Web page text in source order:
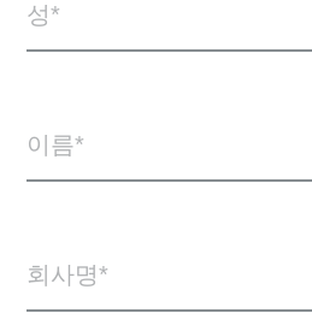
성
이름
회사명